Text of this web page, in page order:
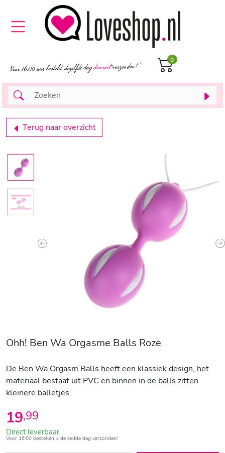
0
Terug naar overzicht
Previous
Ohh! Ben Wa Orgasme Balls Roze
De Ben Wa Orgasm Balls heeft een klassiek design, het
materiaal bestaat uit PVC en binnen in de balls zitten
kleinere balletjes.
19,99
Direct leverbaar
Voor 16:00 bestellen = de zelfde dag verzonden!